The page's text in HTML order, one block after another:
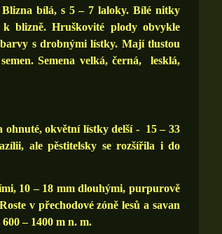
bílá, s 5 – 7 laloky. Bílé nitky
blizně. Hruškovité plody obvykle
s drobnými lístky. Mají tlustou
Semena velká, černá, lesklá,
ohnuté, okvětní lístky delší - 15 – 33
ale pěstitelsky se rozšířila i do
10 – 18 mm dlouhými, purpurově
v přechodové zóně lesů a savan
– 1400 m n. m.